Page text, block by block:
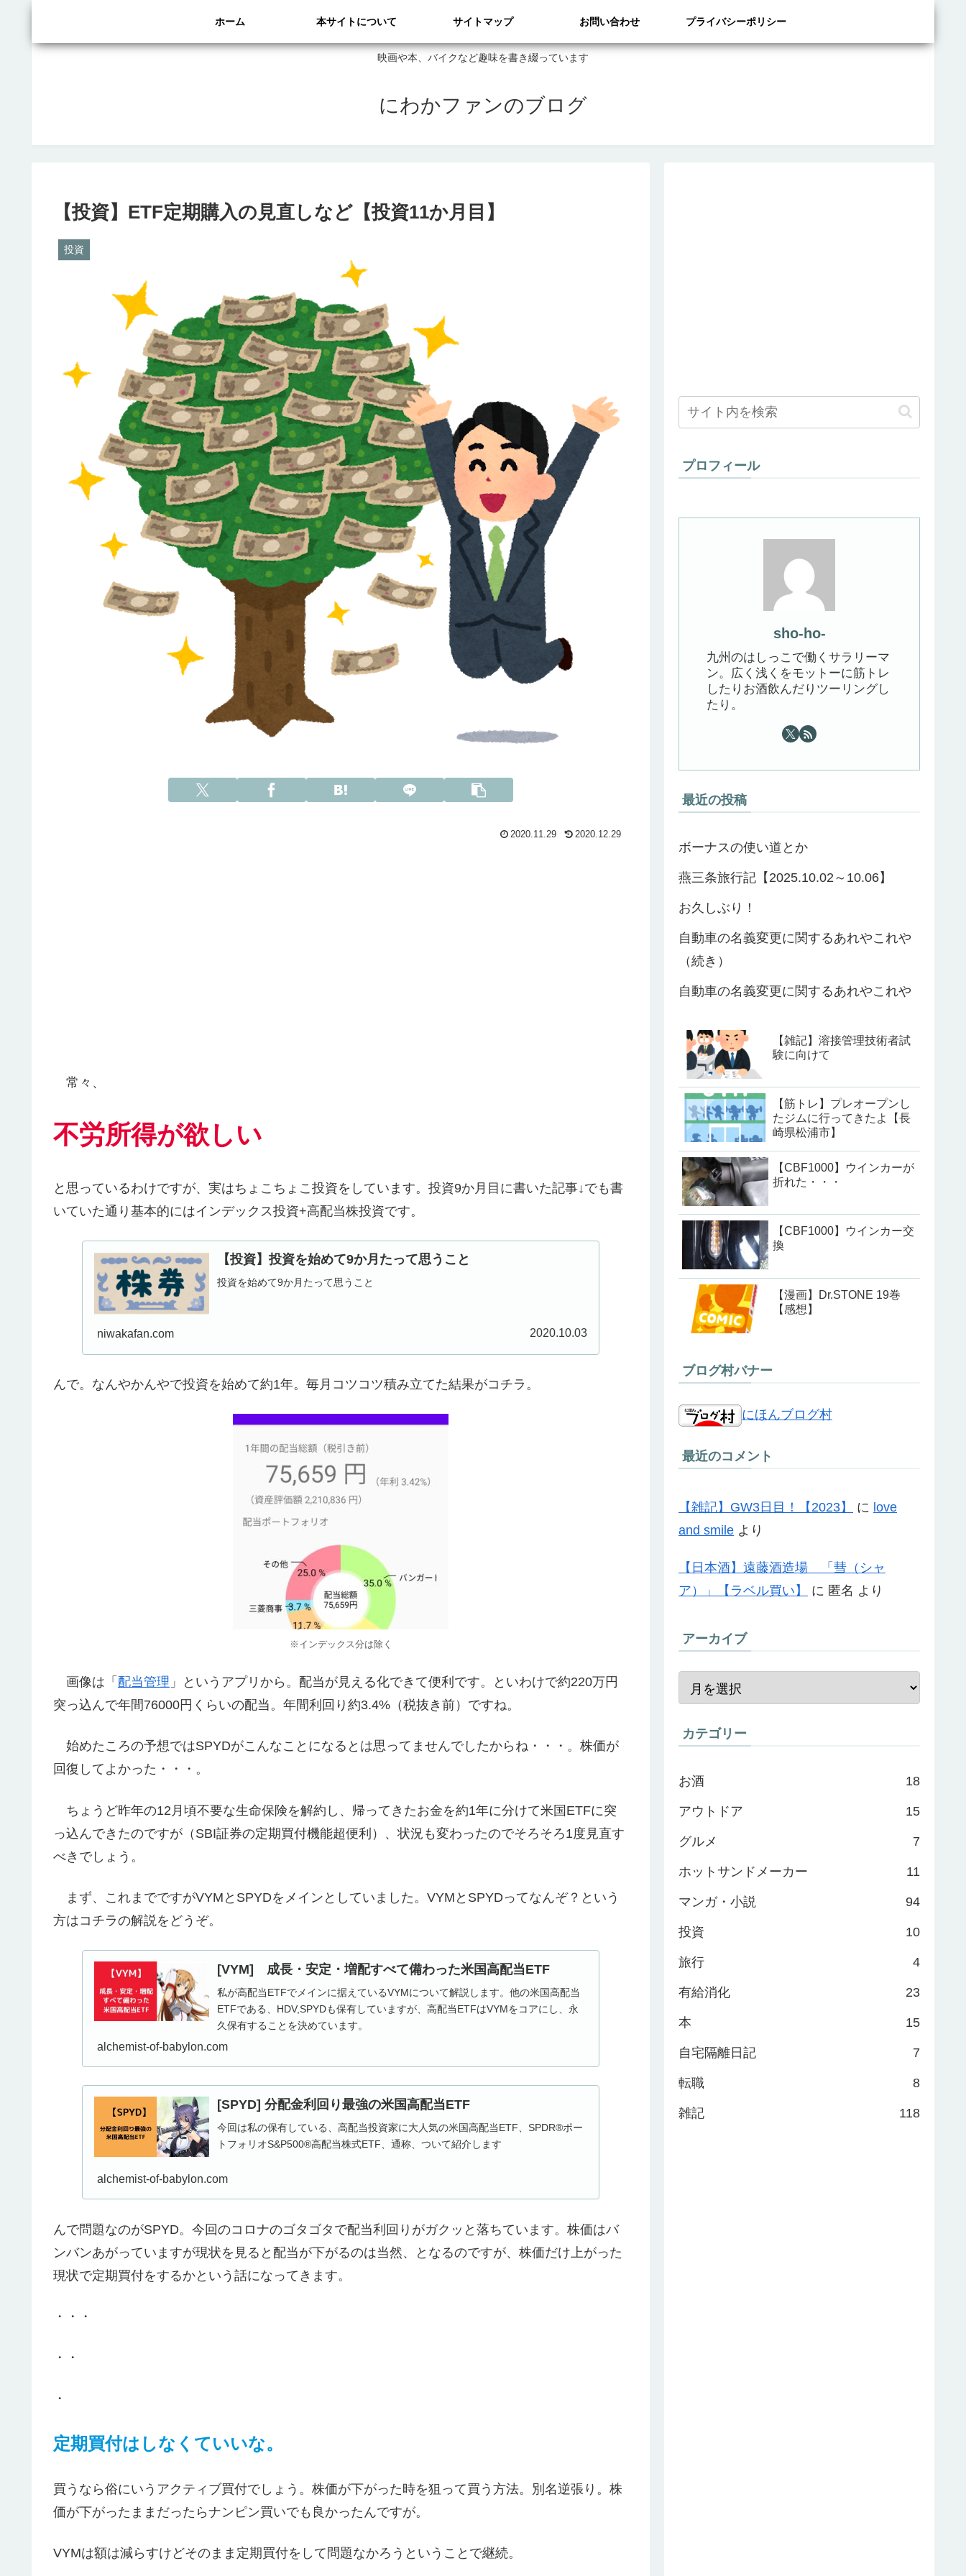
映画や本、バイクなど趣味を書き綴っています
にわかファンのブログ
ホーム 本サイトについて サイトマップ お問い合わせ プライバシーポリシー
【投資】ETF定期購入の見直しなど【投資11か月目】
投資
2020.11.29 2020.12.29
常々、
不労所得が欲しい
と思っているわけですが、実はちょこちょこ投資をしています。投資9か月目に書いた記事↓でも書
いていた通り基本的にはインデックス投資+高配当株投資です。
【投資】投資を始めて9か月たって思うこと
投資を始めて9か月たって思うこと
niwakafan.com 2020.10.03
んで。なんやかんやで投資を始めて約1年。毎月コツコツ積み立てた結果がコチラ。
※インデックス分は除く
画像は「 配当管理 」というアプリから。配当が見える化できて便利です。といわけで約220万円
突っ込んで年間76000円くらいの配当。年間利回り約3.4%（税抜き前）ですね。
始めたころの予想ではSPYDがこんなことになるとは思ってませんでしたからね・・・。株価が
回復してよかった・・・。
ちょうど昨年の12月頃不要な生命保険を解約し、帰ってきたお金を約1年に分けて米国ETFに突
っ込んできたのですが（SBI証券の定期買付機能超便利）、状況も変わったのでそろそろ1度見直す
べきでしょう。
まず、これまでですがVYMとSPYDをメインとしていました。VYMとSPYDってなんぞ？という
方はコチラの解説をどうぞ。
[VYM] 成長・安定・増配すべて備わった米国高配当ETF
私が高配当ETFでメインに据えているVYMについて解説します。他の米国高配当
ETFである、HDV,SPYDも保有していますが、高配当ETFはVYMをコアにし、永
久保有することを決めています。
alchemist-of-babylon.com
[SPYD] 分配金利回り最強の米国高配当ETF
今回は私の保有している、高配当投資家に大人気の米国高配当ETF、SPDR®ポー
トフォリオS&P500®高配当株式ETF、通称、ついて紹介します
alchemist-of-babylon.com
んで問題なのがSPYD。今回のコロナのゴタゴタで配当利回りがガクッと落ちています。株価はバ
ンバンあがっていますが現状を見ると配当が下がるのは当然、となるのですが、株価だけ上がった
現状で定期買付をするかという話になってきます。
・・・
・・
・
定期買付はしなくていいな。
買うなら俗にいうアクティブ買付でしょう。株価が下がった時を狙って買う方法。別名逆張り。株
価が下がったままだったらナンピン買いでも良かったんですが。
VYMは額は減らすけどそのまま定期買付をして問題なかろうということで継続。
プロフィール
sho-ho-
九州のはしっこで働くサラリーマ
ン。広く浅くをモットーに筋トレ
したりお酒飲んだりツーリングし
たり。
最近の投稿
ボーナスの使い道とか
燕三条旅行記【2025.10.02～10.06】
お久しぶり！
自動車の名義変更に関するあれやこれや
（続き）
自動車の名義変更に関するあれやこれや
【雑記】溶接管理技術者試
験に向けて
【筋トレ】プレオープンし
たジムに行ってきたよ【長
崎県松浦市】
【CBF1000】ウインカーが
折れた・・・
【CBF1000】ウインカー交
換
【漫画】Dr.STONE 19巻
【感想】
ブログ村バナー
にほんブログ村
最近のコメント
【雑記】GW3日目！【2023】 に love
and smile より
【日本酒】遠藤酒造場 「彗（シャ
ア）」【ラベル買い】
に 匿名 より
アーカイブ
カテゴリー
お酒 18
アウトドア 15
グルメ 7
ホットサンドメーカー 11
マンガ・小説 94
投資 10
旅行 4
有給消化 23
本 15
自宅隔離日記 7
転職 8
雑記 118